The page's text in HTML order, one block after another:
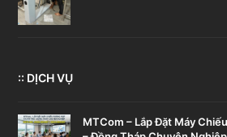
:: DỊCH VỤ
MTCom – Lắp Đặt Máy